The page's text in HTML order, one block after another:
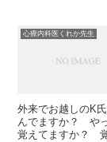
心療内科医くれか先生
外来でお越しのK
んでますか？ や
覚えてますか？